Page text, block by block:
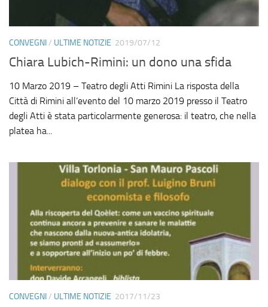
CONVEGNI/ ULTIME NOTIZIE 2019/07/12
Chiara Lubich-Rimini: un dono una sfida
10 Marzo 2019 – Teatro degli Atti Rimini La risposta della
Città di Rimini all’evento del 10 marzo 2019 presso il Teatro
degli Atti è stata particolarmente generosa: il teatro, che nella
platea ha...
CONVEGNI/ ULTIME NOTIZIE 2017/11/23